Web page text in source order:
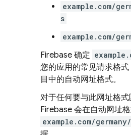
example.com/
s
example.com/
Firebase 确定
您的应用的常见请求格
目中的自动网址格式。
对于任何要与此网址格
Firebase 会在自动网址
example.com/